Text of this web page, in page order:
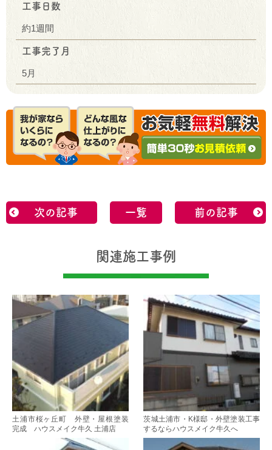
工事日数
約1週間
工事完了月
5月
次の記事 一覧 前の記事
関連施工事例
土浦市桜ヶ丘町 外壁・屋根塗装
完成 ハウスメイク牛久 土浦店
茨城土浦市・K様邸・外壁塗装工事
するならハウスメイク牛久へ